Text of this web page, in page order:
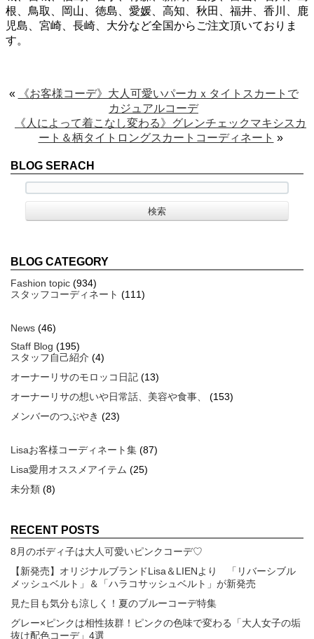
根、鳥取、岡山、徳島、愛媛、高知、秋田、福井、香川、鹿
児島、宮崎、長崎、大分など全国からご注文頂いておりま
す。
«
《お客様コーデ》大人可愛いパーカｘタイトスカートで
カジュアルコーデ
《人によって着こなし変わる》グレンチェックマキシスカ
ート＆柄タイトロングスカートコーディネート »
BLOG SERACH
BLOG CATEGORY
Fashion topic (934)
スタッフコーディネート (111)
News (46)
Staff Blog (195)
スタッフ自己紹介 (4)
オーナーリサのモロッコ日記 (13)
オーナーリサの想いや日常話、美容や食事、
(153)
メンバーのつぶやき (23)
Lisaお客様コーディネート集 (87)
Lisa愛用オススメアイテム (25)
未分類 (8)
RECENT POSTS
8月のボディ子は大人可愛いピンクコーデ♡
【新発売】オリジナルブランドLisa＆LIENより 「リバーシブル
メッシュベルト」＆「ハラコサッシュベルト」が新発売
見た目も気分も涼しく！夏のブルーコーデ特集
グレー×ピンクは相性抜群！ピンクの色味で変わる「大人女子の垢
抜け配色コーデ」4選